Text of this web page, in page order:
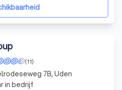
(11)
7B, Uden
in bedrijf